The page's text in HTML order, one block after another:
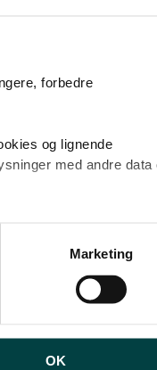
forbedre
og lignende
med andre data
af cookies samt
af personoplysninger
Marketing
OK
Fritidsbolig
1